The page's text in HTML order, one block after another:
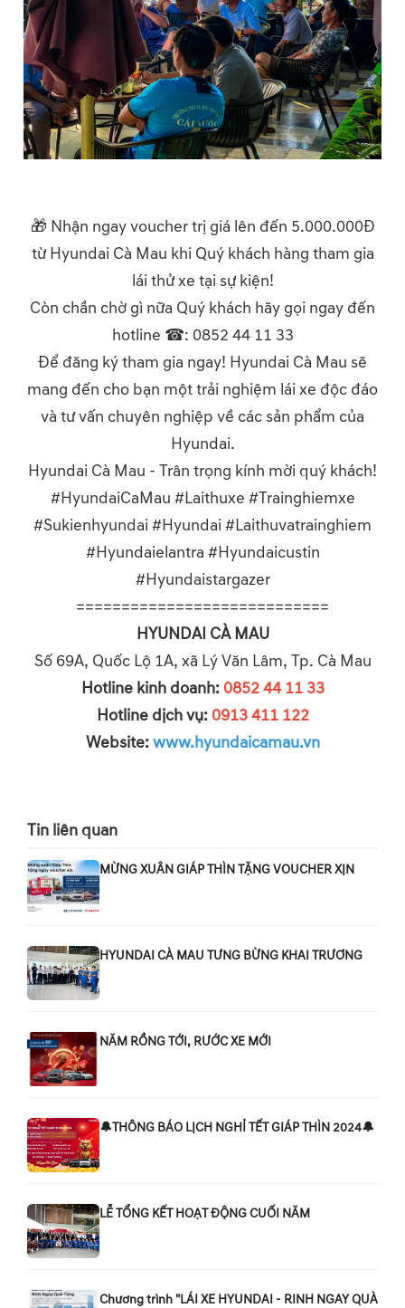
🎁 Nhận ngay voucher trị giá lên đến 5.000.000Đ
từ Hyundai Cà Mau khi Quý khách hàng tham gia
lái thử xe tại sự kiện!
Còn chần chờ gì nữa Quý khách hãy gọi ngay đến
hotline ☎: 0852 44 11 33
Để đăng ký tham gia ngay! Hyundai Cà Mau sẽ
mang đến cho bạn một trải nghiệm lái xe độc đáo
và tư vấn chuyên nghiệp về các sản phẩm của
Hyundai.
Hyundai Cà Mau - Trân trọng kính mời quý khách!
#HyundaiCaMau #Laithuxe #Trainghiemxe
#Sukienhyundai #Hyundai #Laithuvatrainghiem
#Hyundaielantra #Hyundaicustin
#Hyundaistargazer
============================
HYUNDAI CÀ MAU
Số 69A, Quốc Lộ 1A, xã Lý Văn Lâm, Tp. Cà Mau
Hotline kinh doanh:0852 44 11 33
Hotline dịch vụ: 0913 411 122
Website:www.hyundaicamau.vn
Tin liên quan
MỪNG XUÂN GIÁP THÌN TẶNG VOUCHER XỊN
HYUNDAI CÀ MAU TƯNG BỪNG KHAI TRƯƠNG
NĂM RỒNG TỚI, RƯỚC XE MỚI
🔔THÔNG BÁO LỊCH NGHỈ TẾT GIÁP THÌN 2024🔔
LỄ TỔNG KẾT HOẠT ĐỘNG CUỐI NĂM
Chương trình "LÁI XE HYUNDAI - RINH NGAY QUÀ